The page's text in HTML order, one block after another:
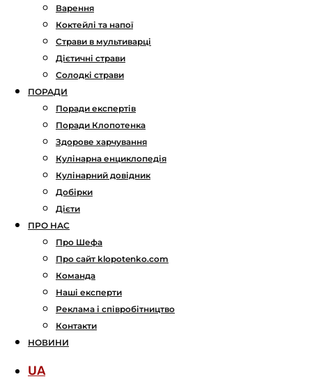
Варення
Коктейлі та напої
Страви в мультиварці
Дієтичні страви
Солодкі страви
ПОРАДИ
Поради експертів
Поради Клопотенка
Здорове харчування
Кулінарна енциклопедія
Кулінарний довідник
Добірки
Дієти
ПРО НАС
Про Шефа
Про сайт klopotenko.com
Команда
Наші експерти
Реклама і співробітництво
Контакти
НОВИНИ
UA